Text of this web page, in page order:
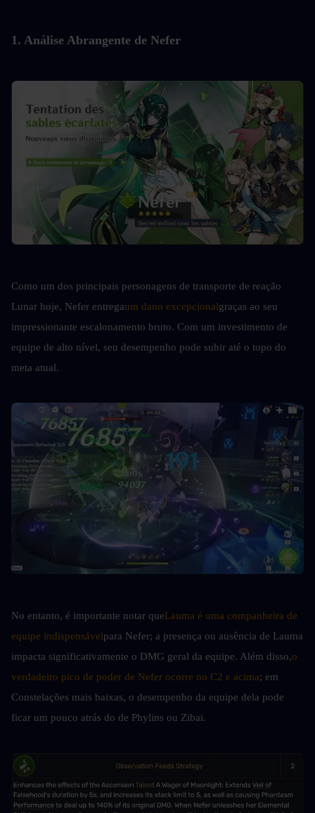
1. Análise Abrangente de Nefer
Como um dos principais personagens de transporte de reação
Lunar hoje, Nefer entregaum dano excepcionalgraças ao seu
impressionante escalonamento bruto. Com um investimento de
equipe de alto nível, seu desempenho pode subir até o topo do
meta atual.
No entanto, é importante notar queLauma é uma companheira de
equipe indispensávelpara Nefer; a presença ou ausência de Lauma
impacta significativamente o DMG geral da equipe. Além disso,o
verdadeiro pico de poder de Nefer ocorre no C2 e acima; em
Constelações mais baixas, o desempenho da equipe dela pode
ficar um pouco atrás do de Phylins ou Zibai.